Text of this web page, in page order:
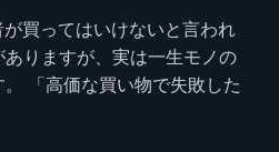
買ってはいけないと言われ
りますが、実は一生モノの
「高価な買い物で失敗した